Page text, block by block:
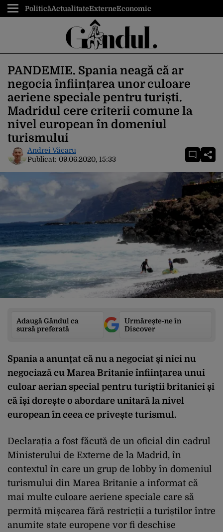
PoliticăActualitateExterneEconomic
PANDEMIE. Spania neagă că ar
negocia înființarea unor culoare
aeriene speciale pentru turiști.
Madridul cere criterii comune la
nivel european în domeniul
turismului
Andrei Văcaru
Publicat: 09.06.2020, 15:33
Adaugă Gândul ca
sursă preferată
Urmărește-ne în
Discover
Spania a anunțat că nu a negociat și nici nu
negociază cu Marea Britanie înființarea unui
culoar aerian special pentru turiștii britanici și
că își dorește o abordare unitară la nivel
european în ceea ce privește turismul.
Declarația a fost făcută de un oficial din cadrul
Ministerului de Externe de la Madrid, în
contextul în care un grup de lobby în domeniul
turismului din Marea Britanie a informat că
mai multe culoare aeriene speciale care să
permită mișcarea fără restricții a turiștilor între
anumite state europene vor fi deschise